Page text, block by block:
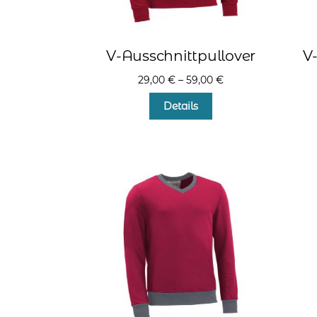
V-Ausschnittpullover
29,00€ –59,00€
Details
Die
Optionen
können
auf
der
Produktseite
gewählt
werden